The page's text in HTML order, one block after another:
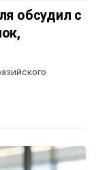
обсудил с